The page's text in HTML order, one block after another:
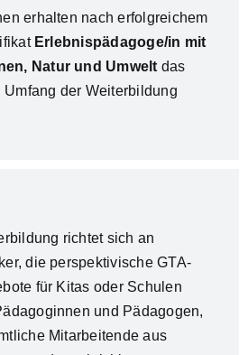
erhalten nach erfolgreichem
Erlebnispädagoge/in mit
Natur und Umwelt das
Umfang der Weiterbildung
richtet sich an
die perspektivische GTA-
für Kitas oder Schulen
und Pädagogen,
Mitarbeitende aus